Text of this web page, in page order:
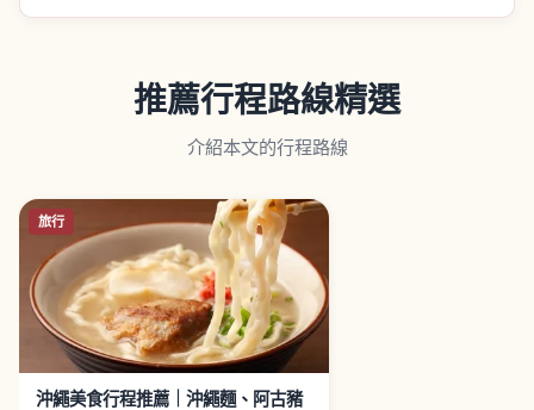
推薦行程路線精選
介紹本文的行程路線
旅行
沖繩美食行程推薦｜沖繩麵、阿古豬